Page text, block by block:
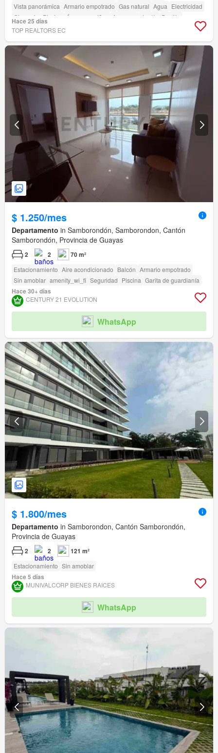
Vista panorámica Armario empotrado Gas natural Agua Electricidad
Gimnasio
Piscina Área para niños Ascensor Jardín Parrilla
Hace 25 días
TOP REALTORS EC
$ 1.250/mes
Departamento in Samborondón, Samborondon, Cantón
Samborondón, Provincia de Guayas
2 2 70 m²
Estacionamiento Aire acondicionado Balcón Armario empotrado
Sin amoblar amenity_wi_fi Seguridad Piscina Garita de guardianía
Hace 30+ días
CENTURY 21 EVOLUTION
WhatsApp
$ 1.800/mes
Departamento in Samborondon, Cantón Samborondón,
Provincia de Guayas
2 2 121 m²
Estacionamiento Sin amoblar
Hace 5 días
MUNIVALCORP BIENES RAICES
WhatsApp